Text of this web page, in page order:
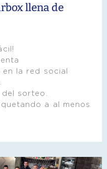
llena de
la red social
sorteo.
a al menos